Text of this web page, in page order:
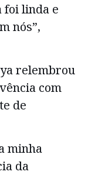
foi linda e
nós”,
relembrou
com
de
minha
da